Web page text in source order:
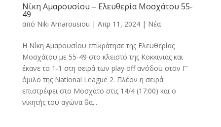
Νίκη Αμαρουσίου – Ελευθερία Μοσχάτου 55-
49
από Niki Amarousiou | Απρ 11, 2024| Νέα
Η Νίκη Αμαρουσίου επικράτησε της Ελευθερίας
Μοσχάτου με 55-49 στο κλειστό της Κοκκινιάς και
έκανε το 1-1 στη σειρά των play off ανόδου στον Γ’
όμιλο της National League 2. Πλέον η σειρά
επιστρέφει στο Μοσχάτο στις 14/4 (17:00) και ο
νικητής του αγώνα θα...